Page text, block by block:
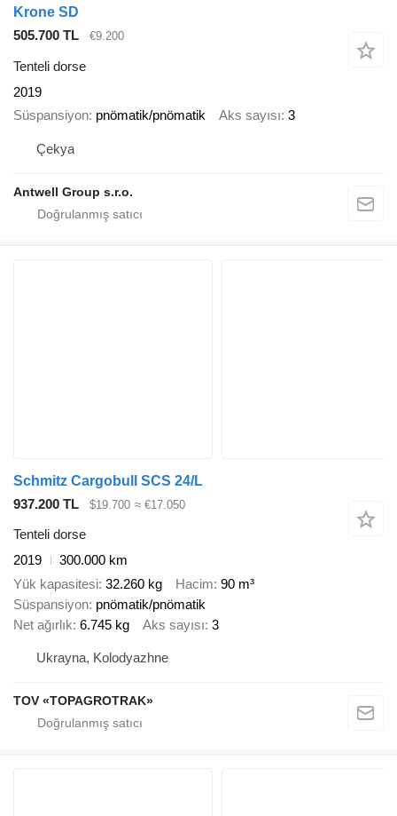
Krone SD
505.700 TL
€9.200
Tenteli dorse
2019
Süspansiyon pnömatik/pnömatik Aks sayısı 3
Çekya
Antwell Group s.r.o.
Schmitz Cargobull SCS 24/L
937.200 TL
$19.700 ≈ €17.050
Tenteli dorse
2019
300.000 km
Yük kapasitesi 32.260 kg Hacim 90 m³
Süspansiyon pnömatik/pnömatik
Net ağırlık 6.745 kg Aks sayısı 3
Ukrayna, Kolodyazhne
TOV «TOPAGROTRAK»